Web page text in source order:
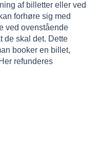
af billetter eller ved
forhøre sig med
ved ovenstående
de skal det. Dette
booker en billet,
refunderes